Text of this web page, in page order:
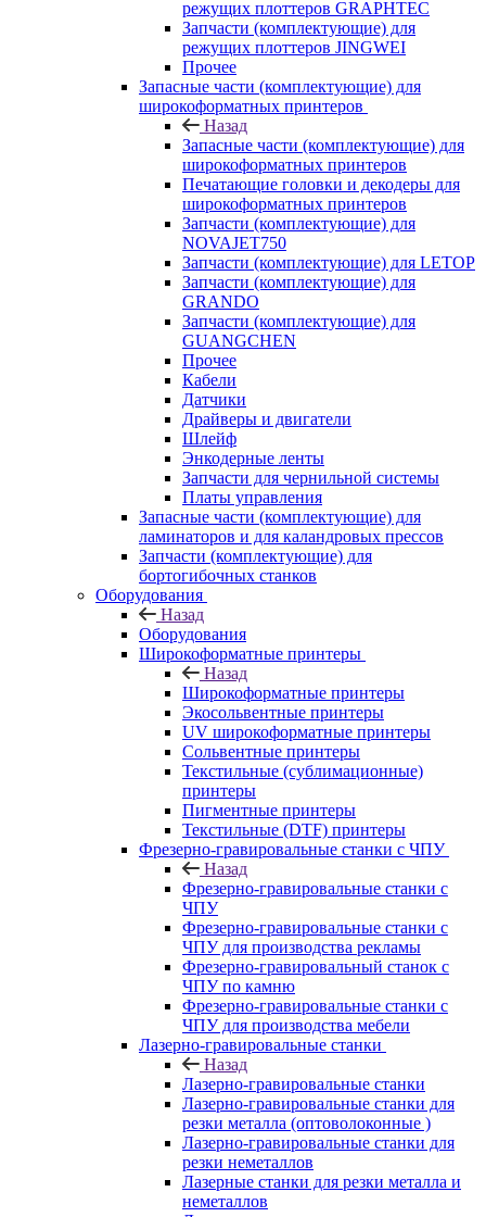
режущих плоттеров GRAPHTEC
Запчасти (комплектующие) для
режущих плоттеров JINGWEI
Прочее
Запасные части (комплектующие) для
широкоформатных принтеров
Назад
Запасные части (комплектующие) для
широкоформатных принтеров
Печатающие головки и декодеры для
широкоформатных принтеров
Запчасти (комплектующие) для
NOVAJET750
Запчасти (комплектующие) для LETOP
Запчасти (комплектующие) для
GRANDO
Запчасти (комплектующие) для
GUANGCHEN
Прочее
Кабели
Датчики
Драйверы и двигатели
Шлейф
Энкодерные ленты
Запчасти для чернильной системы
Платы управления
Запасные части (комплектующие) для
ламинаторов и для каландровых прессов
Запчасти (комплектующие) для
бортогибочных станков
Оборудования
Назад
Оборудования
Широкоформатные принтеры
Назад
Широкоформатные принтеры
Экосольвентные принтеры
UV широкоформатные принтеры
Сольвентные принтеры
Текстильные (сублимационные)
принтеры
Пигментные принтеры
Текстильные (DTF) принтеры
Фрезерно-гравировальные станки с ЧПУ
Назад
Фрезерно-гравировальные станки с
ЧПУ
Фрезерно-гравировальные станки с
ЧПУ для производства рекламы
Фрезерно-гравировальный станок с
ЧПУ по камню
Фрезерно-гравировальные станки с
ЧПУ для производства мебели
Лазерно-гравировальные станки
Назад
Лазерно-гравировальные станки
Лазерно-гравировальные станки для
резки металла (оптоволоконные )
Лазерно-гравировальные станки для
резки неметаллов
Лазерные станки для резки металла и
неметаллов